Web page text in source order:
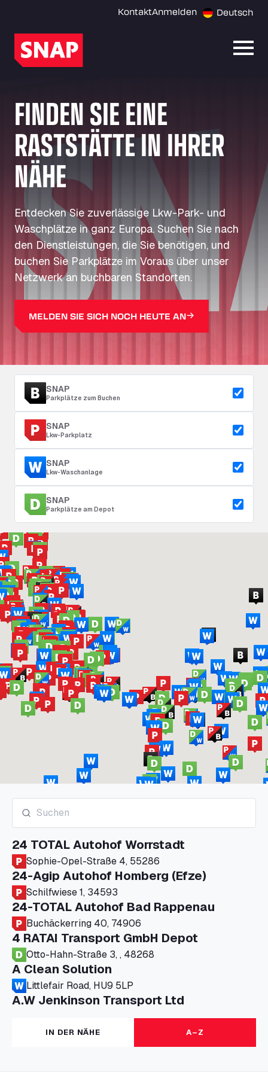
KontaktAnmelden Deutsch
FINDEN SIE EINE
RASTSTÄTTE IN IHRER
NÄHE
Entdecken Sie zuverlässige Lkw-Park- und
Waschplätze in ganz Europa. Suchen Sie nach
den Dienstleistungen, die Sie benötigen, und
buchen Sie Parkplätze im Voraus über unser
Netzwerk an buchbaren Standorten.
MELDEN SIE SICH NOCH HEUTE AN
SNAP
Parkplätze zum Buchen
SNAP
Lkw-Parkplatz
SNAP
Lkw-Waschanlage
SNAP
Parkplätze am Depot
24 TOTAL Autohof Worrstadt
Sophie-Opel-Straße 4, 55286
24-Agip Autohof Homberg (Efze)
Schilfwiese 1, 34593
24-TOTAL Autohof Bad Rappenau
Buchäckerring 40, 74906
4 RATAI Transport GmbH Depot
Otto-Hahn-Straße 3, , 48268
A Clean Solution
Littlefair Road, HU9 5LP
A.W Jenkinson Transport Ltd
Progress House, ME11 5GA
A+G Nettetal - Depot Parking
Am Panneschopp 7, 41334
IN DER NÄHE A–Z